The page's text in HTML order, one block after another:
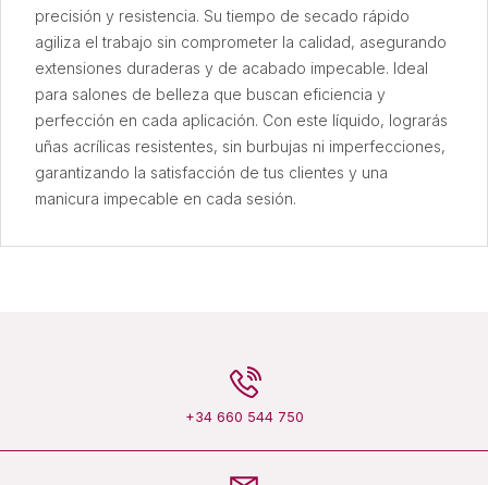
precisión y resistencia. Su tiempo de secado rápido
agiliza el trabajo sin comprometer la calidad, asegurando
extensiones duraderas y de acabado impecable. Ideal
para salones de belleza que buscan eficiencia y
perfección en cada aplicación. Con este líquido, lograrás
uñas acrílicas resistentes, sin burbujas ni imperfecciones,
garantizando la satisfacción de tus clientes y una
manicura impecable en cada sesión.
+34 660 544 750